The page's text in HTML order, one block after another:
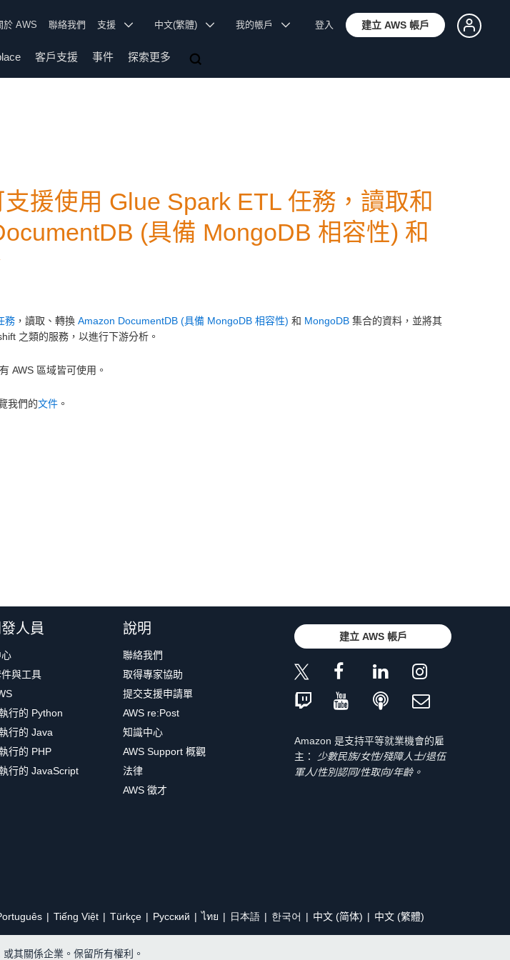
於 AWS 聯絡我們 支援 中文(繁體) 我的帳戶 登入 建立 AWS 帳戶
客戶支援 事件 探索更多
援使用 Glue Spark ETL 任務，讀取和
(具備 MongoDB 相容性) 和
務 ，讀取、轉換 Amazon DocumentDB (具備 MongoDB 相容性) 和 MongoDB 集合的資料，並將其
之類的服務，以進行下游分析。
AWS 區域皆可使用。
我們的文件 。
人員
與工具
行的 Python
行的 Java
行的 PHP
行的 JavaScript
說明
聯絡我們
取得專家協助
提交支援申請單
AWS re:Post
知識中心
AWS Support 概觀
法律
AWS 徵才
建立 AWS 帳戶
Amazon 是支持平等就業機會的雇
主：
少數民族/女性/殘障人士/退伍
軍人/性別認同/性取向/年齡。
Tiếng Việt Türkçe Ρусский ไทย 日本語 한국어 中文 (简体) 中文 (繁體)
其關係企業。保留所有權利。